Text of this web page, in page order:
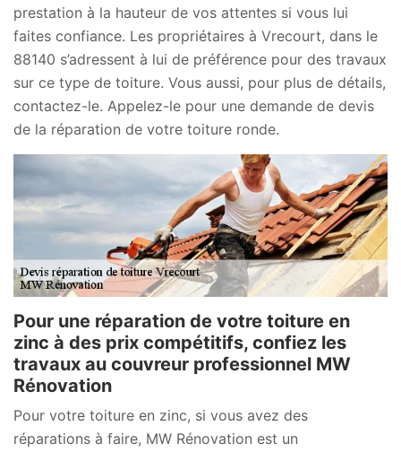
prestation à la hauteur de vos attentes si vous lui
faites confiance. Les propriétaires à Vrecourt, dans le
88140 s’adressent à lui de préférence pour des travaux
sur ce type de toiture. Vous aussi, pour plus de détails,
contactez-le. Appelez-le pour une demande de devis
de la réparation de votre toiture ronde.
Pour une réparation de votre toiture en
zinc à des prix compétitifs, confiez les
travaux au couvreur professionnel MW
Rénovation
Pour votre toiture en zinc, si vous avez des
réparations à faire, MW Rénovation est un